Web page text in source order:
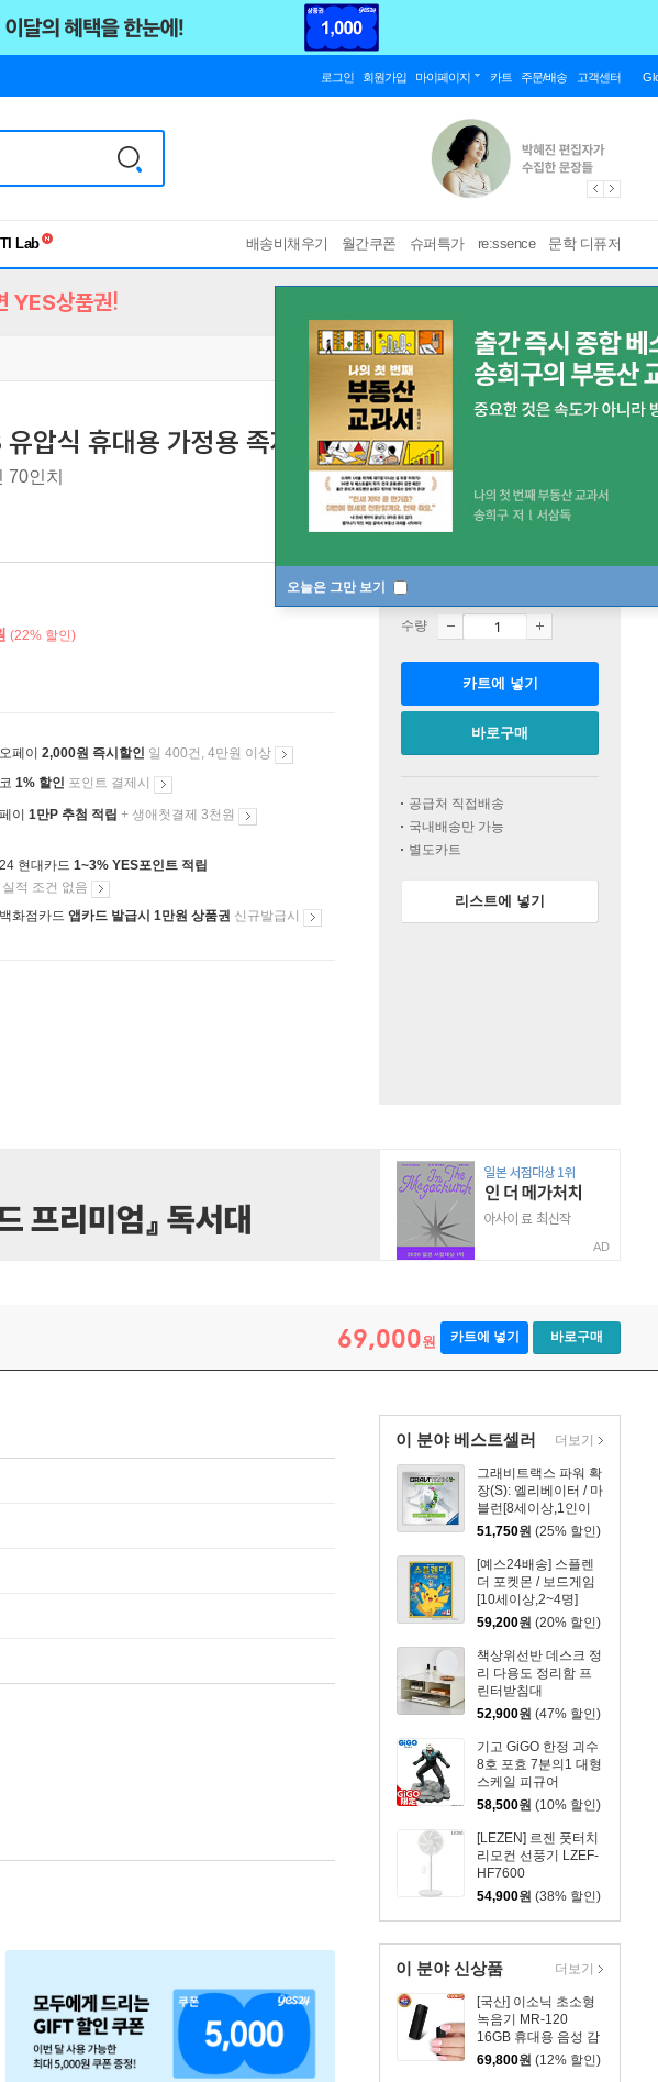
로그인 회원가입 마이페이지 카트 주문/배송 고객센터
유형검사
배송비채우기 월간쿠폰 슈퍼특가 re:ssence 문학 디퓨저
오늘은 그만 보기
YES상품권!
압식 휴대용 가정용 족자 캠핑스크린 177.8cm(70인
70인치
(22% 할인)
페이 2,000원 즉시할인 일 400건, 4만원 이상
1% 할인 포인트 결제시
이 1만P 추첨 적립 + 생애첫결제 3천원
현대카드 1~3% YES포인트 적립
실적 조건 없음
화점카드 앱카드 발급시 1만원 상품권 신규발급시
판매중
수량
카트에 넣기
바로구매
공급처 직접배송
국내배송만 가능
별도카트
리스트에 넣기
AD
69,000원 카트에 넣기 바로구매
이 분야 베스트셀러
그래비트랙스 파워 확
장(S): 엘리베이터 / 마
블런[8세이상,1인이
상]
51,750원 (25% 할인)
[예스24배송] 스플렌
더 포켓몬 / 보드게임
[10세이상,2~4명]
59,200원 (20% 할인)
책상위선반 데스크 정
리 다용도 정리함 프
린터받침대
52,900원 (47% 할인)
기고 GiGO 한정 괴수
8호 포효 7분의1 대형
스케일 피규어
58,500원 (10% 할인)
[LEZEN] 르젠 풋터치
리모컨 선풍기 LZEF-
HF7600
54,900원 (38% 할인)
더보기
이 분야 신상품
[국산] 이소닉 초소형
녹음기 MR-120
16GB 휴대용 음성 감
지 클립 보이스레코더
69,800원 (12% 할인)
더보기